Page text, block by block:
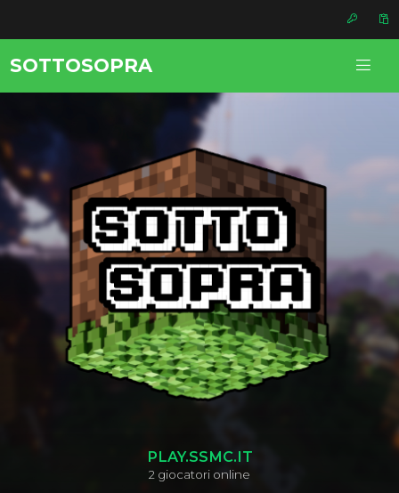
SOTTOSOPRA
PLAY.SSMC.IT
2 giocatori online